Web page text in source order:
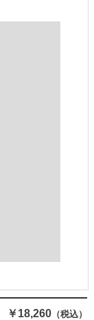
￥18,260 （税込）